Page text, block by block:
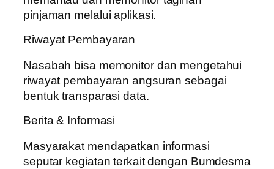
pinjaman melalui aplikasi.
Riwayat Pembayaran
Nasabah bisa memonitor dan mengetahui
riwayat pembayaran angsuran sebagai
bentuk transparasi data.
Berita & Informasi
Masyarakat mendapatkan informasi
seputar kegiatan terkait dengan Bumdesma